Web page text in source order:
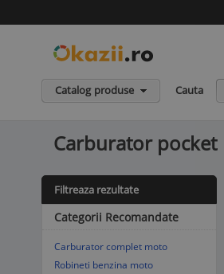
Catalog produse Cauta
Carburator pocket
Afisare Lista
Afisare galerie
Filtreaza rezultate
Categorii Recomandate
Carburator complet moto
Robineti benzina moto